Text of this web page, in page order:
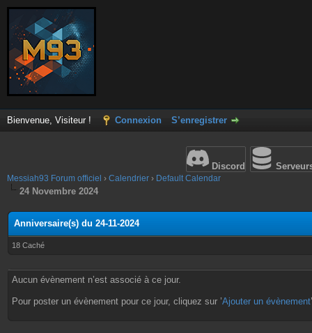
Bienvenue, Visiteur ! Connexion S’enregistrer
Discord
Messiah93 Forum officiel › Calendrier › Default Calendar
24 Novembre 2024
Anniversaire(s) du 24-11-2024
18 Caché
Aucun évènement n’est associé à ce jour.
Pour poster un évènement pour ce jour, cliquez sur ’Ajouter un évènement